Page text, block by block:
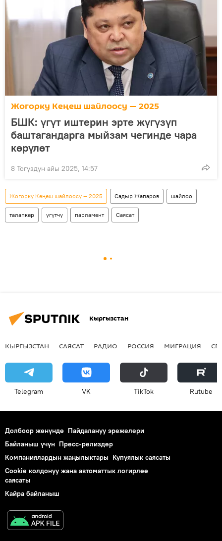
Жогорку Кеңеш шайлоосу — 2025
БШК: үгүт иштерин эрте жүгүзүп
баштагандарга мыйзам чегинде чара
көрүлөт
8 Тогуздун айы 2025, 14:57
Жогорку Кеңеш шайлоосу — 2025 Садыр Жапаров шайлоо
талапкер үгүтчү парламент Саясат
Кыргызстан
КЫРГЫЗСТАН САЯСАТ РАДИО РОССИЯ МИГРАЦИЯ
Telegram VK ТikТоk Rutube
Долбоор жөнүндө Пайдалануу эрежелери
Байланыш үчүн Пресс-релиздер
Компаниялардын жаңылыктары Купуялык саясаты
Cookie колдонуу жана автоматтык логирлөө
саясаты
Кайра байланыш